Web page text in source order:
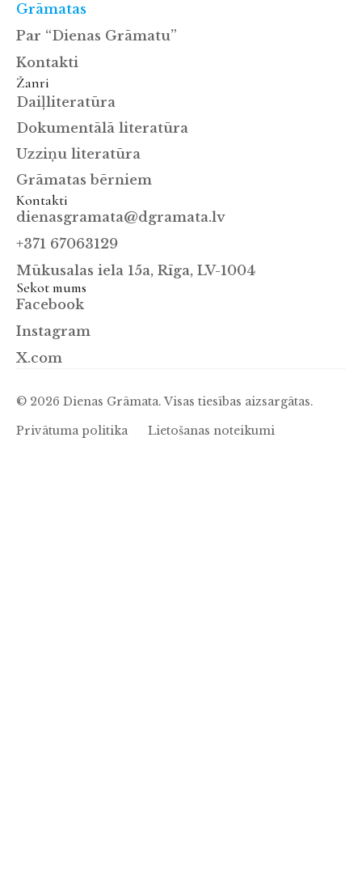
Grāmatas
Par “Dienas Grāmatu”
Kontakti
Žanri
Daiļliteratūra
Dokumentālā literatūra
Uzziņu literatūra
Grāmatas bērniem
Kontakti
dienasgramata@dgramata.lv
+371 67063129
Mūkusalas iela 15a, Rīga, LV-1004
Sekot mums
Facebook
Instagram
X.com
© 2026 Dienas Grāmata. Visas tiesības aizsargātas.
Privātuma politika
Lietošanas noteikumi